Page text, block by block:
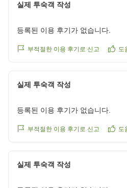
실제 투숙객 작성
등록된 이용 후기가 없습니다.
부적절한 이용 후기로 신고 도
실제 투숙객 작성
등록된 이용 후기가 없습니다.
부적절한 이용 후기로 신고 도
실제 투숙객 작성